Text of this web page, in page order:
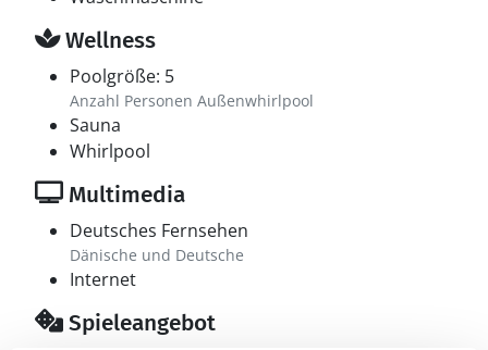
Wellness
Poolgröße: 5
Anzahl Personen Außenwhirlpool
Sauna
Whirlpool
Multimedia
Deutsches Fernsehen
Dänische und Deutsche
Internet
Spieleangebot